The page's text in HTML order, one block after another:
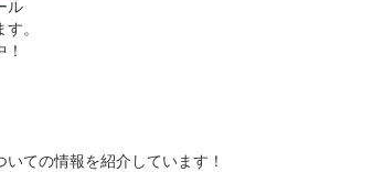
ル
。
ての情報を紹介しています！